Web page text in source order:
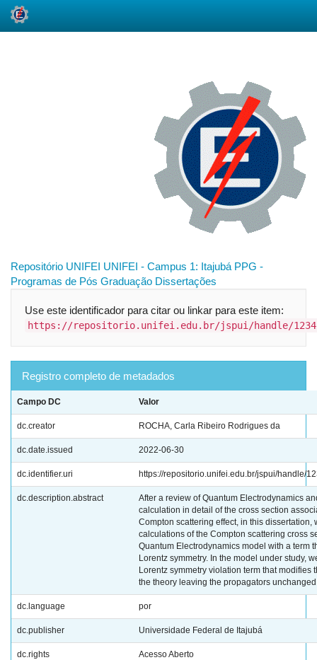
Repositório UNIFEI UNIFEI - Campus 1: Itajubá PPG -
Programas de Pós Graduação Dissertações
Use este identificador para citar ou linkar para este item:
https://repositorio.unifei.edu.br/jspui/handle/
Registro completo de metadados
Campo DC Valor
dc.creator ROCHA, Carla Ribeiro Rodrigues da
dc.date.issued 2022-06-30
dc.identifier.uri https://repositorio.unifei.edu.br/jspui/handle/
dc.description.abstract
After a review of Quantum Electrodynamics
calculation in detail of the cross section
Compton scattering effect, in this dissertation,
calculations of the Compton scattering cross
Quantum Electrodynamics model with a term
Lorentz symmetry. In the model under study,
Lorentz symmetry violation term that modifies
the theory leaving the propagators
dc.language por
dc.publisher Universidade Federal de Itajubá
dc.rights Acesso Aberto